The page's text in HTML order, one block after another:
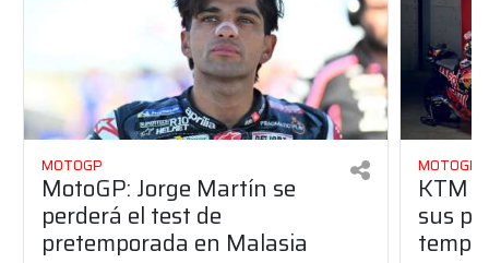
MOTOGP
MotoGP: Jorge Martín se
perderá el test de
pretemporada en Malasia
MOTOGP
KTM
sus